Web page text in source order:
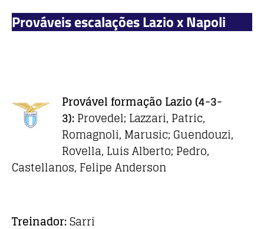
Prováveis escalações Lazio x Napoli
Provável formação Lazio (4-3-
3):Provedel; Lazzari, Patric,
Romagnoli, Marusic; Guendouzi,
Rovella, Luis Alberto; Pedro,
Castellanos, Felipe Anderson
Treinador:Sarri